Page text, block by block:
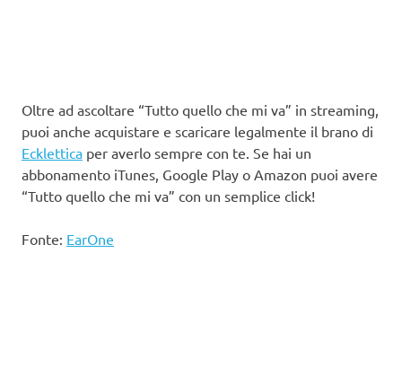
Oltre ad ascoltare “Tutto quello che mi va” in streaming,
puoi anche acquistare e scaricare legalmente il brano di
Ecklettica per averlo sempre con te. Se hai un
abbonamento iTunes, Google Play o Amazon puoi avere
“Tutto quello che mi va” con un semplice click!
Fonte: EarOne